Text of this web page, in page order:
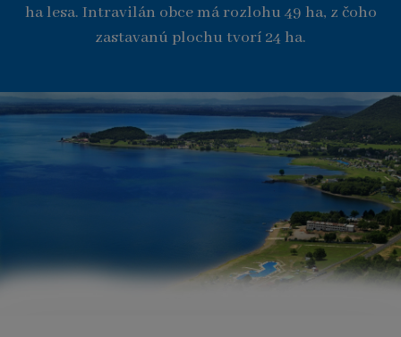
ha lesa. Intravilán obce má rozlohu 49 ha, z čoho
zastavanú plochu tvorí 24 ha.